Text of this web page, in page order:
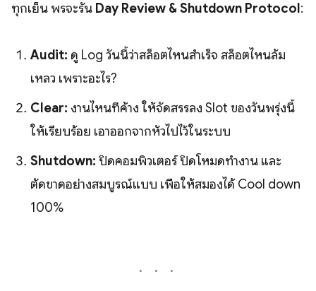
ทุกเย็น พรจะรัน Day Review & Shutdown Protocol :
Audit: ดู Log วันนี้ว่าสล็อตไหนสำเร็จ สล็อตไหนล้ม
เหลว เพราะอะไร?
Clear: งานไหนที่ค้าง ให้จัดสรรลง Slot ของวันพรุ่งนี้
ให้เรียบร้อย เอาออกจากหัวไปไว้ในระบบ
Shutdown: ปิดคอมพิวเตอร์ ปิดโหมดทำงาน และ
ตัดขาดอย่างสมบูรณ์แบบ เพื่อให้สมองได้ Cool down
100%